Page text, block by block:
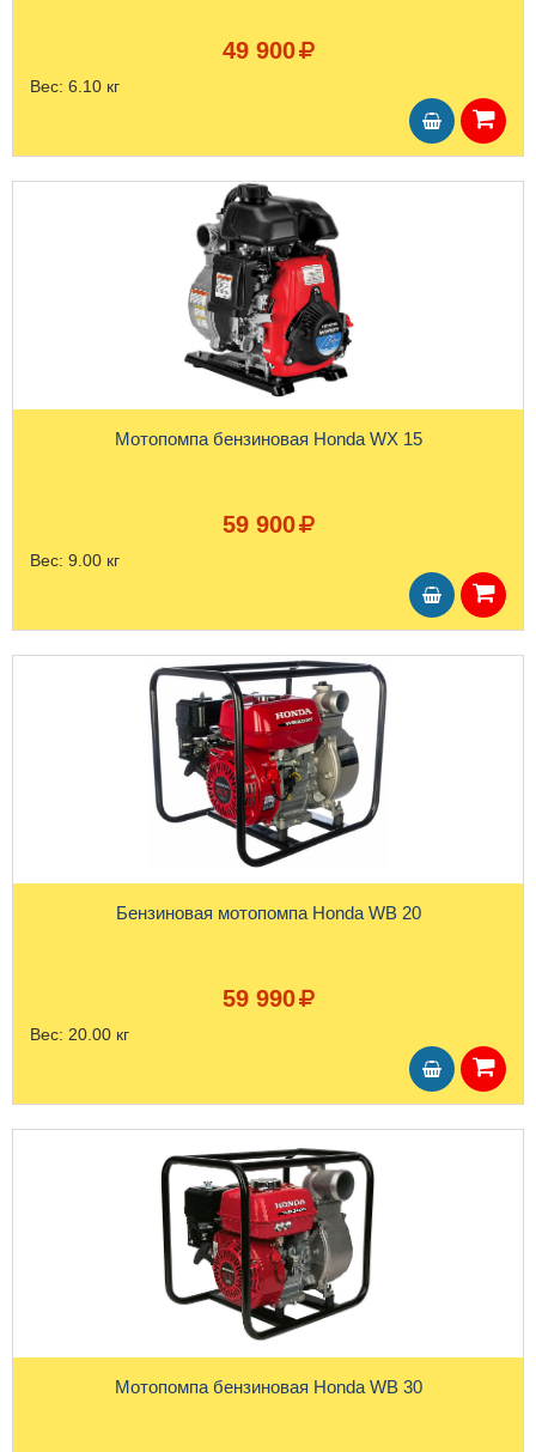
49 900
Вес: 6.10 кг
Мотопомпа бензиновая Honda WX 15
59 900
Вес: 9.00 кг
Бензиновая мотопомпа Honda WB 20
59 990
Вес: 20.00 кг
Мотопомпа бензиновая Honda WB 30